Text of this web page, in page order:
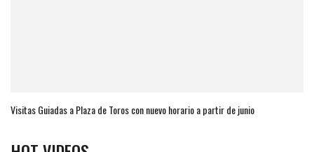
Visitas Guiadas a Plaza de Toros con nuevo horario a partir de junio